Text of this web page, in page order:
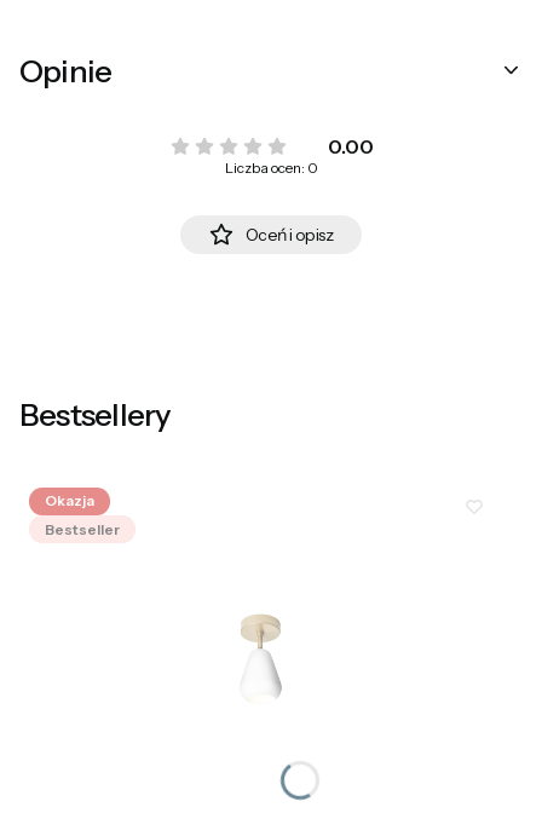
Opinie
0.00
Liczba ocen: 0
Oceń i opisz
Bestsellery
Okazja
Bestseller